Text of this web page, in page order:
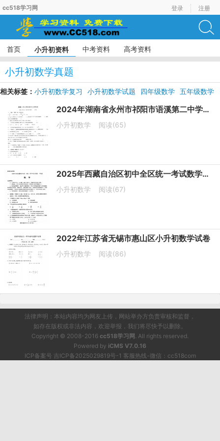
cc518学习网 登录 注册
首页 小升初资料 中考资料 高考资料
小升初数学真题
相关标签： 小升初数学复习 小升初数学试题 四年级数学 五年级数学
2024年湖南省永州市祁阳市语溪第二中学小升初数学试题
小升初数学 阅读(65)
2025年西藏自治区初中全区统一考试数学试卷
小升初数学 阅读(67)
2022年江苏省无锡市惠山区小升初数学试卷
小升初数学 阅读(86)
法律声明：本站内容均为网友上传，网站举办方负责审核和监督，
如存在版权或非法内容，欢迎举报，我们将尽快予以删除。
Copyright © 2008-2016 cc518学习网 . All rights reserved.
Powered by iCMS V7.0.16
ICP备案号 吉ICP备2025029819号-1 客服热线-微信：cc518com